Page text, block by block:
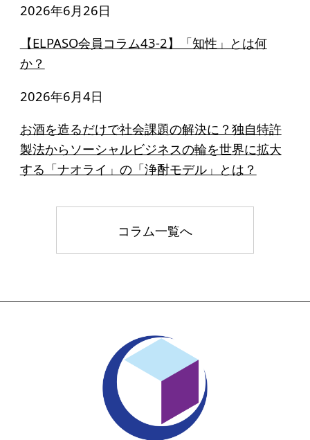
2026年6月26日
【ELPASO会員コラム43-2】「知性」とは何
か？
2026年6月4日
お酒を造るだけで社会課題の解決に？独自特許
製法からソーシャルビジネスの輪を世界に拡大
する「ナオライ」の「浄酎モデル」とは？
コラム一覧へ